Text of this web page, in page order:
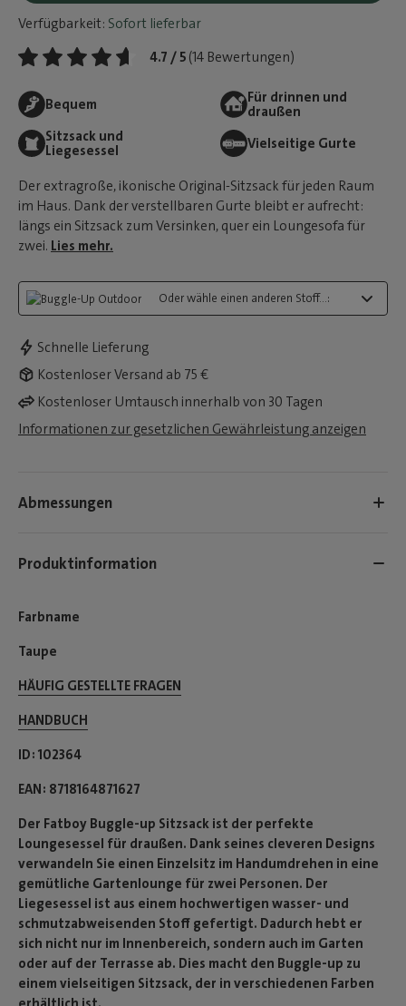
Verfügbarkeit: Sofort lieferbar
4.7 / 5 (14 Bewertungen)
Bequem
Für drinnen und
draußen
Sitzsack und
Liegesessel
Vielseitige Gurte
Der extragroße, ikonische Original-Sitzsack für jeden Raum
im Haus. Dank der verstellbaren Gurte bleibt er aufrecht:
längs ein Sitzsack zum Versinken, quer ein Loungesofa für
zwei. Lies mehr.
Oder wähle einen anderen Stoff...:
Schnelle Lieferung
Kostenloser Versand ab 75 €
Kostenloser Umtausch innerhalb von 30 Tagen
Informationen zur gesetzlichen Gewährleistung anzeigen
Abmessungen
Produktinformation
Farbname
Taupe
HÄUFIG GESTELLTE FRAGEN
HANDBUCH
ID 102364
EAN 8718164871627
Der Fatboy Buggle-up Sitzsack ist der perfekte
Loungesessel für draußen. Dank seines cleveren Designs
verwandeln Sie einen Einzelsitz im Handumdrehen in eine
gemütliche Gartenlounge für zwei Personen. Der
Liegesessel ist aus einem hochwertigen wasser- und
schmutzabweisenden Stoff gefertigt. Dadurch hebt er
sich nicht nur im Innenbereich, sondern auch im Garten
oder auf der Terrasse ab. Dies macht den Buggle-up zu
einem vielseitigen Sitzsack, der in verschiedenen Farben